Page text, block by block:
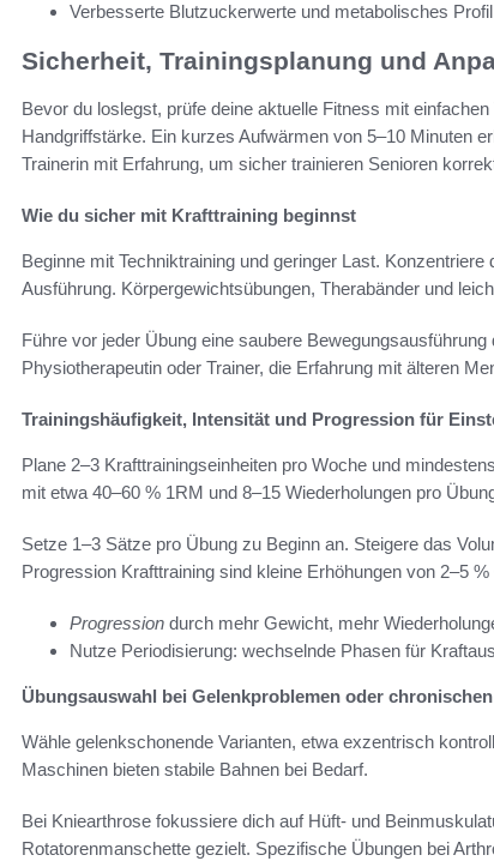
Verbesserte Blutzuckerwerte und metabolisches Profil
Sicherheit, Trainingsplanung und
Bevor du loslegst, prüfe deine aktuelle Fitness mit
Handgriffstärke. Ein kurzes Aufwärmen von 5–10 Minuten
Trainerin mit Erfahrung, um sicher trainieren Senioren
Wie du sicher mit Krafttraining beginnst
Beginne mit Techniktraining und geringer Last.
Ausführung. Körpergewichtsübungen, Therabänder und
Führe vor jeder Übung eine saubere
Physiotherapeutin oder Trainer, die Erfahrung mit älteren
Trainingshäufigkeit, Intensität und Progression für
Plane 2–3 Krafttrainingseinheiten pro Woche und
mit etwa 40–60 % 1RM und 8–15 Wiederholungen pro
Setze 1–3 Sätze pro Übung zu Beginn an. Steigere das
Progression Krafttraining sind kleine Erhöhungen von 2–5
Progression durch mehr Gewicht, mehr
Nutze Periodisierung: wechselnde Phasen für
Übungsauswahl bei Gelenkproblemen oder
Wähle gelenkschonende Varianten, etwa exzentrisch
Maschinen bieten stabile Bahnen bei Bedarf.
Bei Kniearthrose fokussiere dich auf Hüft- und
Rotatorenmanschette gezielt. Spezifische Übungen bei